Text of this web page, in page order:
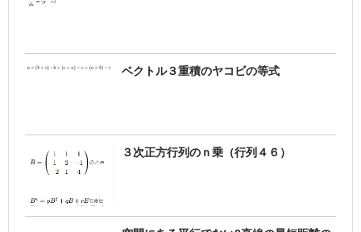
ベクトル３重積のヤコビの等式
３次正方行列のｎ乗（行列４６）